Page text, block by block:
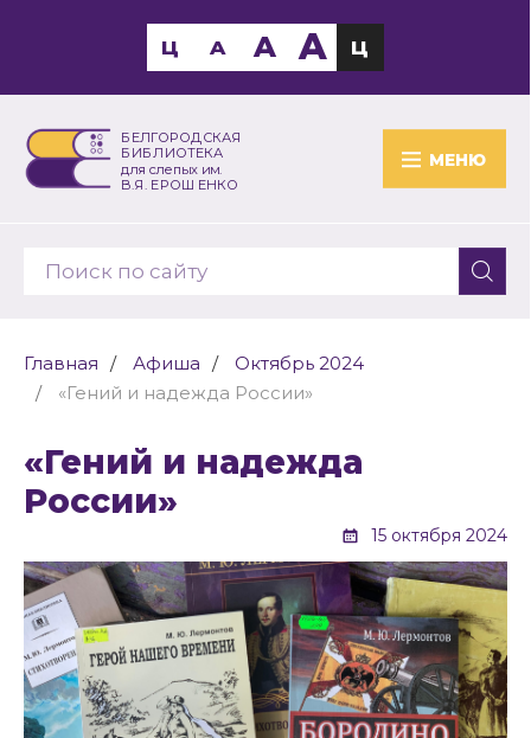
БЕЛГОРОДСКАЯ
БИБЛИОТЕКА
для слепых им.
В.Я. ЕРОШЕНКО
МЕНЮ
Ц A A A Ц
Главная Афиша
Октябрь 2024
«Гений и надежда России»
«Гений и надежда
России»
15 октября 2024